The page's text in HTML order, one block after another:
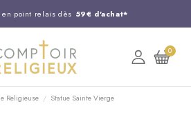
en point relais dès 59€ d'achat*
familiale
disponible au 03 20 24 74 15
14H, expédition le jour même !
0
Religieuse Statue Sainte Vierge